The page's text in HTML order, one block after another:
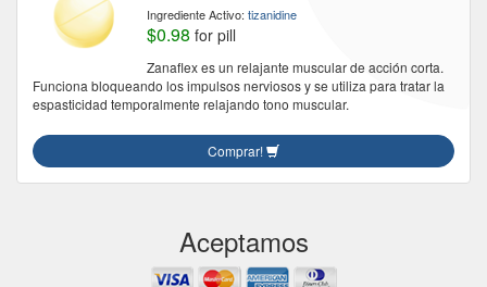
Ingrediente Activo: tizanidine
$0.98 for pill
Zanaflex es un relajante muscular de acción corta.
Funciona bloqueando los impulsos nerviosos y se utiliza para tratar la
espasticidad temporalmente relajando tono muscular.
Comprar!
Aceptamos